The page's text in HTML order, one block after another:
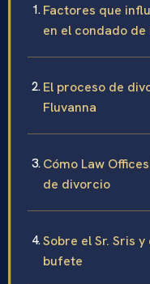
Factores que
en el condado de
El proceso de
Fluvanna
Cómo Law
de divorcio
Sobre el Sr. Sris
bufete